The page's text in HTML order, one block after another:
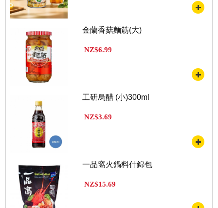
金蘭香菇麵筋(大)
NZ$6.99
工研烏醋 (小)300ml
NZ$3.69
一品窩火鍋料什錦包
NZ$15.69